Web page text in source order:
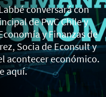
conversará con
de PwC Chile y
y Finanzas de
Socia de Econsult y
acontecer económico.
aquí.